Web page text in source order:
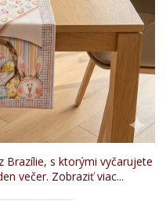
Brazílie, s ktorými vyčarujete
večer. Zobraziť viac...